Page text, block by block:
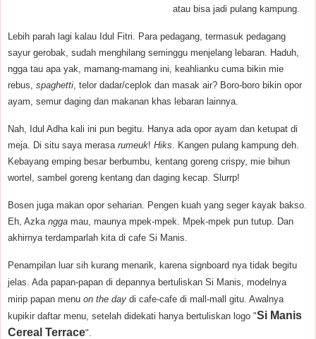
atau bisa jadi pulang kampung.
Lebih parah lagi kalau Idul Fitri. Para pedagang, termasuk pedagang
sayur gerobak, sudah menghilang seminggu menjelang lebaran. Haduh,
ngga tau apa yak, mamang-mamang ini, keahlianku cuma bikin mie
rebus, spaghetti, telor dadar/ceplok dan masak air? Boro-boro bikin opor
ayam, semur daging dan makanan khas lebaran lainnya.
Nah, Idul Adha kali ini pun begitu. Hanya ada opor ayam dan ketupat di
meja. Di situ saya merasa rumeuk! Hiks. Kangen pulang kampung deh.
Kebayang emping besar berbumbu, kentang goreng crispy, mie bihun
wortel, sambel goreng kentang dan daging kecap. Slurrp!
Bosen juga makan opor seharian. Pengen kuah yang seger kayak bakso.
Eh, Azka ngga mau, maunya mpek-mpek. Mpek-mpek pun tutup. Dan
akhirnya terdamparlah kita di cafe Si Manis.
Penampilan luar sih kurang menarik, karena signboard nya tidak begitu
jelas. Ada papan-papan di depannya bertuliskan Si Manis, modelnya
mirip papan menu on the day di cafe-cafe di mall-mall gitu. Awalnya
kupikir daftar menu, setelah didekati hanya bertuliskan logo "Si Manis
Cereal Terrace".